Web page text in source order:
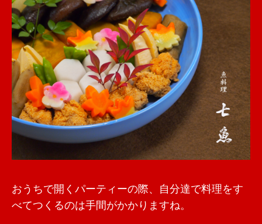
おうちで開くパーティーの際、自分達で料理をす
べてつくるのは手間がかかりますね。